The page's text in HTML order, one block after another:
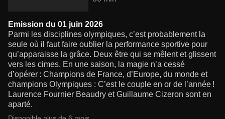
Emission du 01 juin 2026
Parmi les disciplines olympiques, c’est probablement la
seule où il faut faire oublier la performance sportive pour
qu’apparaisse la grâce. Deux être qui se mêlent et glissent
vers les cimes. En une saison, la magie n’a cessé
d’opérer : Champions de France, d’Europe, du monde et
champions Olympiques : C’est le couple en or de l’année !
Laurence Fournier Beaudry et Guillaume Cizeron sont en
aparté.